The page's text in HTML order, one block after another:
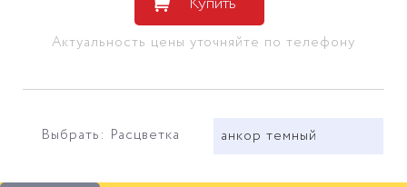
Актуальность цены уточняйте по телефону
Выбрать: Расцветка анкор темный